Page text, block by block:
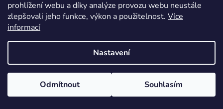
prohlížení webu a díky analýze provozu webu neustále
zlepšovali jeho funkce, výkon a použitelnost. Více
informací
Nastavení
Odmítnout Souhlasím